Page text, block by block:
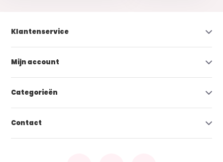
Klantenservice
Mijn account
Categorieën
Contact